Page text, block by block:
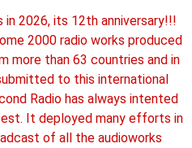
2026, its 12th anniversary!!!
2000 radio works produced
more than 63 countries and in
to this international
Radio has always intented
It deployed many efforts in
of all the audioworks